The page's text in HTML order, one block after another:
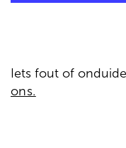
Iets fout of
ons.